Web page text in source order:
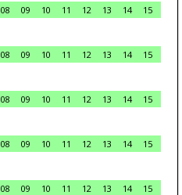
08 09 10 11 12 13 14
15
08 09 10 11 12 13 14
15
08 09 10 11 12 13 14
15
08 09 10 11 12 13 14
15
08 09 10 11 12 13 14
15